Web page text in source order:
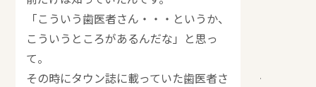
「こういう歯医者さん・・・というか、
こういうところがあるんだな」と思っ
て。
その時にタウン誌に載っていた歯医者さ